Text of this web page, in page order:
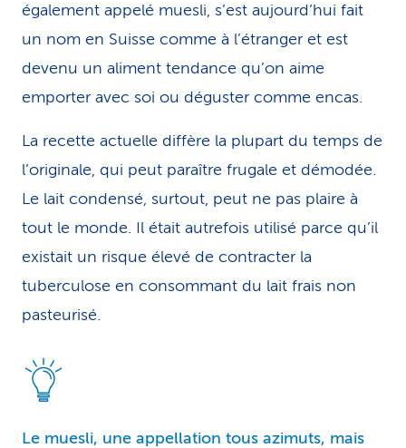
également appelé muesli, s’est aujourd’hui fait
un nom en Suisse comme à l’étranger et est
devenu un aliment tendance qu’on aime
emporter avec soi ou déguster comme encas.
La recette actuelle diffère la plupart du temps de
l’originale, qui peut paraître frugale et démodée.
Le lait condensé, surtout, peut ne pas plaire à
tout le monde. Il était autrefois utilisé parce qu’il
existait un risque élevé de contracter la
tuberculose en consommant du lait frais non
pasteurisé.
Le muesli, une appellation tous azimuts, mais